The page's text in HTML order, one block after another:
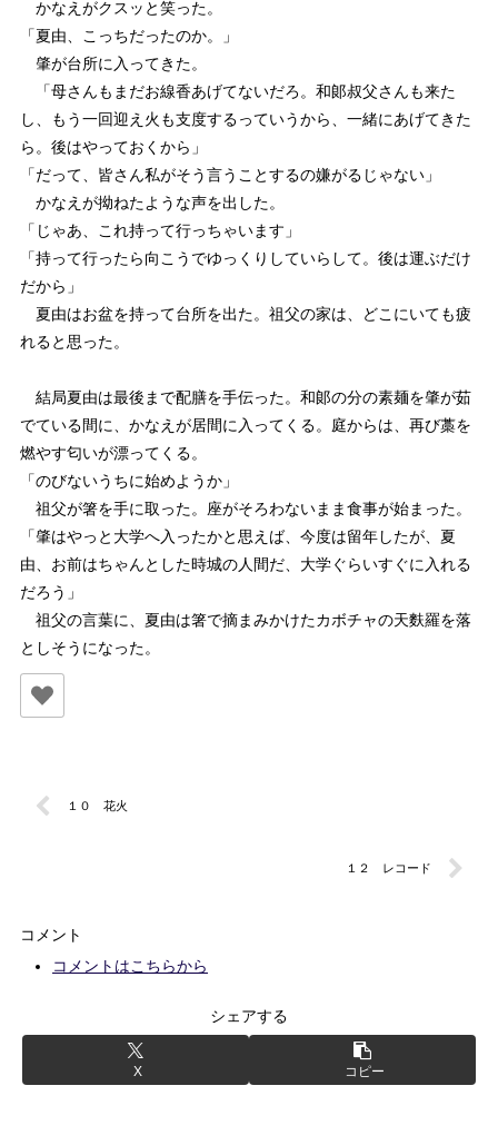
かなえがクスッと笑った。
「夏由、こっちだったのか。」
肇が台所に入ってきた。
「母さんもまだお線香あげてないだろ。和郞叔父さんも来た
し、もう一回迎え火も支度するっていうから、一緒にあげてきた
ら。後はやっておくから」
「だって、皆さん私がそう言うことするの嫌がるじゃない」
かなえが拗ねたような声を出した。
「じゃあ、これ持って行っちゃいます」
「持って行ったら向こうでゆっくりしていらして。後は運ぶだけ
だから」
夏由はお盆を持って台所を出た。祖父の家は、どこにいても疲
れると思った。
結局夏由は最後まで配膳を手伝った。和郞の分の素麺を肇が茹
でている間に、かなえが居間に入ってくる。庭からは、再び藁を
燃やす匂いが漂ってくる。
「のびないうちに始めようか」
祖父が箸を手に取った。座がそろわないまま食事が始まった。
「肇はやっと大学へ入ったかと思えば、今度は留年したが、夏
由、お前はちゃんとした時城の人間だ、大学ぐらいすぐに入れる
だろう」
祖父の言葉に、夏由は箸で摘まみかけたカボチャの天麩羅を落
としそうになった。
１０ 花火
１２ レコード
コメント
コメントはこちらから
シェアする
X コピー